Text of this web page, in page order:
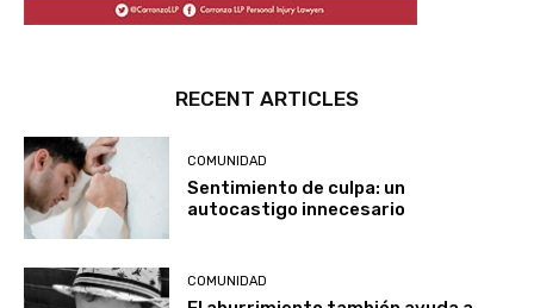
RECENT ARTICLES
COMUNIDAD
Sentimiento de culpa: un
autocastigo innecesario
COMUNIDAD